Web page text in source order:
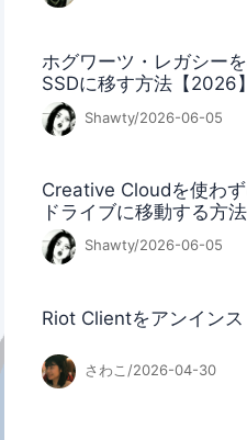
ホグワーツ・レガシー
SSDに移す方法【2026】
Shawty/2026-06-05
Creative Cloudを使わ
ドライブに移動する方法
Shawty/2026-06-05
Riot Clientをアンイン
さわこ/2026-04-30